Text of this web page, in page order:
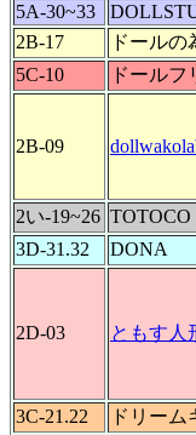
5A-30~33
2B-17
ドールの
5C-10
ドールフ
2B-09
2い-19~26 TOTOCO
3D-31.32
DONA
2D-03 ともす人
3C-21.22 ドリーム